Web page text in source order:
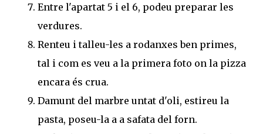
Entre l'apartat 5 i el 6, podeu preparar les
verdures.
Renteu i talleu-les a rodanxes ben primes,
tal i com es veu a la primera foto on la pizza
encara és crua.
Damunt del marbre untat d'oli, estireu la
pasta, poseu-la a a safata del forn.